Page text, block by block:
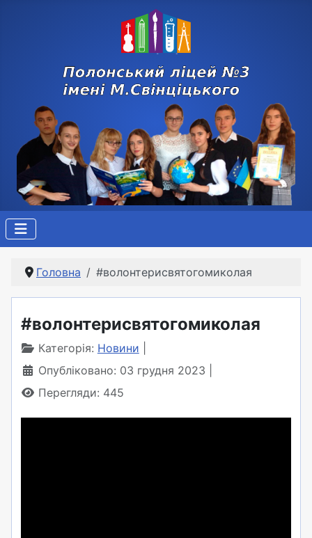
Головна #волонтерисвятогомиколая
#волонтерисвятогомиколая
Категорія: Новини
Опубліковано: 03 грудня 2023
Перегляди: 445